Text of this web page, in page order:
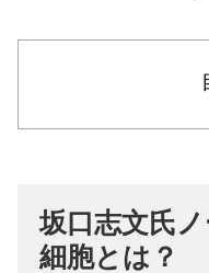
坂口志文氏
細胞とは？